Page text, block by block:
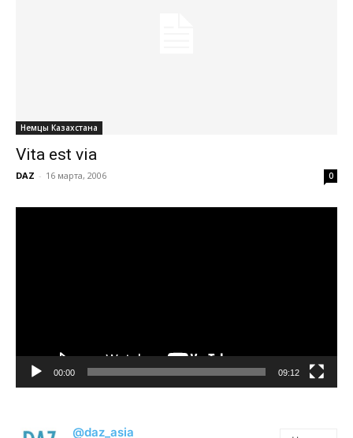
Немцы Казахстана
Vita est via
DAZ - 16 марта, 2006 0
00:00 09:12
@daz_asia